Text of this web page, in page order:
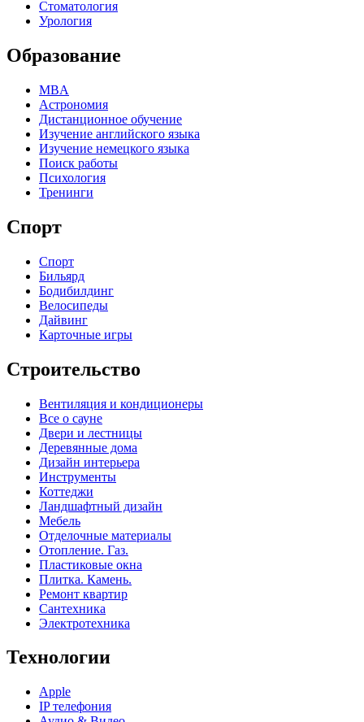
Стоматология
Урология
Образование
MBA
Астрономия
Дистанционное обучение
Изучение английского языка
Изучение немецкого языка
Поиск работы
Психология
Тренинги
Спорт
Спорт
Бильярд
Бодибилдинг
Велосипеды
Дайвинг
Карточные игры
Строительство
Вентиляция и кондиционеры
Все о сауне
Двери и лестницы
Деревянные дома
Дизайн интерьера
Инструменты
Коттеджи
Ландшафтный дизайн
Мебель
Отделочные материалы
Отопление. Газ.
Пластиковые окна
Плитка. Камень.
Ремонт квартир
Сантехника
Электротехника
Технологии
Apple
IP телефония